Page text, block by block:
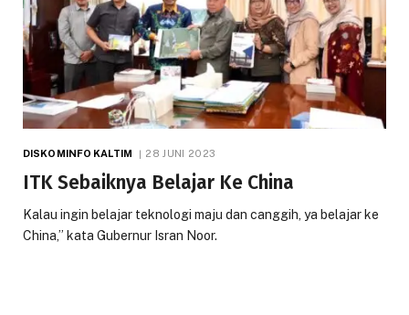
DISKOMINFO KALTIM 28 JUNI 2023
ITK Sebaiknya Belajar Ke China
Kalau ingin belajar teknologi maju dan canggih, ya belajar ke
China,” kata Gubernur Isran Noor.